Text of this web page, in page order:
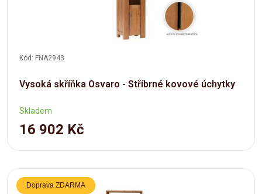
Kód: FNA2943
Vysoká skříňka Osvaro - Stříbrné kovové úchytky
Skladem
16 902 Kč
Doprava ZDARMA